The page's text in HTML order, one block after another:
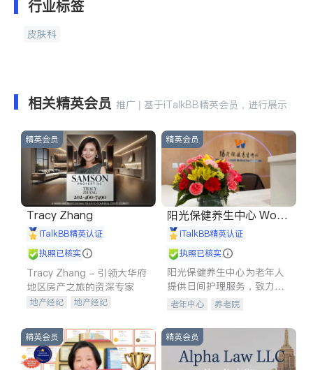
行业标签
皮肤科
相关精英会员 推广 | 基于iTalkBB精英会员，进行展示
精英会员
Tracy Zhang
iTalkBB精英认证
执照已核实
Tracy Zhang - 引领大华府
地区房产之旅的资深专家
地产经纪
地产经纪
商铺租售
开发商建商
精英会员
阳光保健养生中心 World
shine
iTalkBB精英认证
执照已核实
阳光保健养生中心为老年人
提供日间护理服务，致力于
通过持续的护理创新来有效
老年中心 养老院
精英会员 精英会员